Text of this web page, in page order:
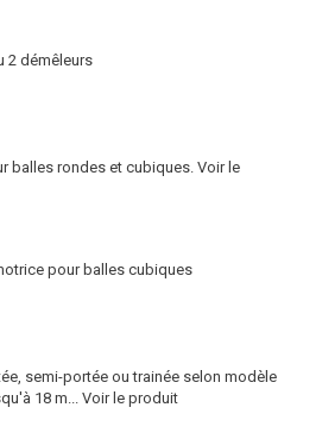
2 démêleurs
balles rondes et cubiques. Voir le
pour balles cubiques
semi-portée ou trainée selon modèle
18 m... Voir le produit